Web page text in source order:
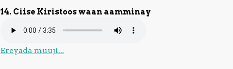
14. Ciise Kiristoos waan aamminay
Ereyada muuji...